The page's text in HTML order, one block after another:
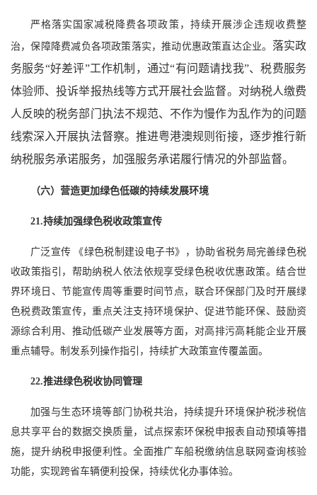
严格落实国家减税降费各项政策，持续开展涉企违规收费整
治，保障降费减负各项政策落实，推动优惠政策直达企业。 落实政
务服务“好差评”工作机制，通过“有问题请找我”、税费服务
体验师、投诉举报热线等方式开展社会监督。对纳税人缴费
人反映的税务部门执法不规范、不作为慢作为乱作为的问题
线索深入开展执法督察。推进粤港澳规则衔接，逐步推行新
纳税服务承诺服务，加强服务承诺履行情况的外部监督。
（六）营造更加绿色低碳的持续发展环境
21.持续加强绿色税收政策宣传
广泛宣传 《绿色税制建设电子书》，协助省税务局完善绿色税
收政策指引，帮助纳税人依法依规享受绿色税收优惠政策。结合世
界环境日、节能宣传周等重要时间节点，联合环保部门及时开展绿
色税费政策宣传，重点关注支持环境保护、促进节能环保、鼓励资
源综合利用、推动低碳产业发展等方面，对高排污高耗能企业开展
重点辅导。制发系列操作指引，持续扩大政策宣传覆盖面。
22.推进绿色税收协同管理
加强与生态环境等部门协税共治，持续提升环境保护税涉税信
息共享平台的数据交换质量，试点探索环保税申报表自动预填等措
施，提升纳税申报便利性。全面推广车船税缴纳信息联网查询核验
功能，实现跨省车辆便利投保，持续优化办事体验。